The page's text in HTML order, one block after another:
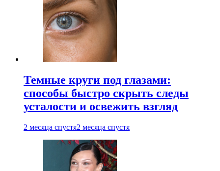
Темные круги под глазами:
способы быстро скрыть следы
усталости и освежить взгляд
2 месяца спустя2 месяца спустя